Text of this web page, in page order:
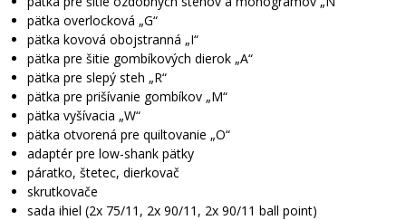
pätka overlocková „G“
pätka kovová obojstranná „I“
pätka pre šitie gombíkových dierok „A“
pätka pre slepý steh „R“
pätka pre prišívanie gombíkov „M“
pätka vyšívacia „W“
pätka otvorená pre quiltovanie „O“
adaptér pre low-shank pätky
páratko, štetec, dierkovač
skrutkovače
sada ihiel (2x 75/11, 2x 90/11, 2x 90/11 ball point)